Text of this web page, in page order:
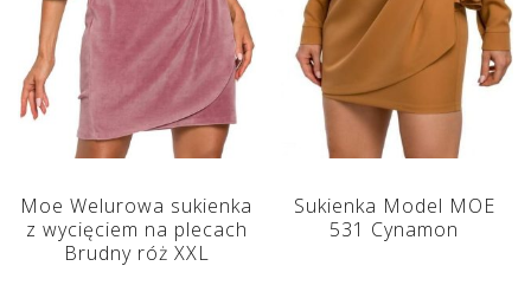
Moe Welurowa sukienka
z wycięciem na plecach
Brudny róż XXL
Sukienka Model MOE
531 Cynamon